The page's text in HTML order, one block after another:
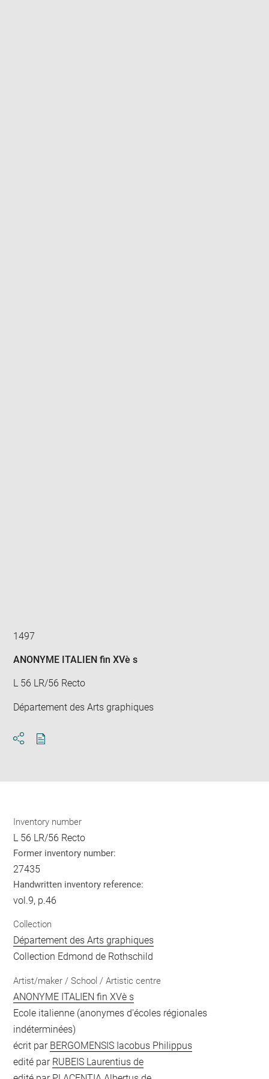
1497
ANONYME ITALIEN fin XVè s
L 56 LR/56 Recto
Département des Arts graphiques
Inventory number
L 56 LR/56 Recto
Former inventory number:
27435
Handwritten inventory reference:
vol.9, p.46
Collection
Département des Arts graphiques
Collection Edmond de Rothschild
Artist/maker / School / Artistic centre
ANONYME ITALIEN fin XVè s
Ecole italienne (anonymes d'écoles régionales
indéterminées)
écrit par BERGOMENSIS Iacobus Philippus
edité par RUBEIS Laurentius de